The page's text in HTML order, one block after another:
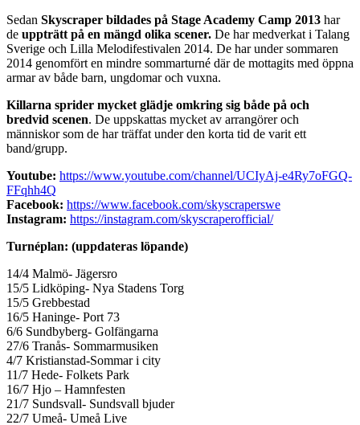
Sedan Skyscraper bildades på Stage Academy Camp 2013 har
de uppträtt på en mängd olika scener. De har medverkat i Talang
Sverige och Lilla Melodifestivalen 2014. De har under sommaren
2014 genomfört en mindre sommarturné där de mottagits med öppna
armar av både barn, ungdomar och vuxna.
Killarna sprider mycket glädje omkring sig både på och
bredvid scenen. De uppskattas mycket av arrangörer och
människor som de har träffat under den korta tid de varit ett
band/grupp.
Youtube: https://www.youtube.com/channel/UCIyAj-e4Ry7oFGQ-
FFqhh4Q
Facebook: https://www.facebook.com/skyscraperswe
Instagram: https://instagram.com/skyscraperofficial/
Turnéplan: (uppdateras löpande)
14/4 Malmö- Jägersro
15/5 Lidköping- Nya Stadens Torg
15/5 Grebbestad
16/5 Haninge- Port 73
6/6 Sundbyberg- Golfängarna
27/6 Tranås- Sommarmusiken
4/7 Kristianstad-Sommar i city
11/7 Hede- Folkets Park
16/7 Hjo – Hamnfesten
21/7 Sundsvall- Sundsvall bjuder
22/7 Umeå- Umeå Live